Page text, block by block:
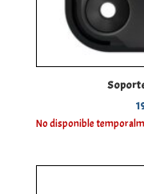
Soporte
No disponible